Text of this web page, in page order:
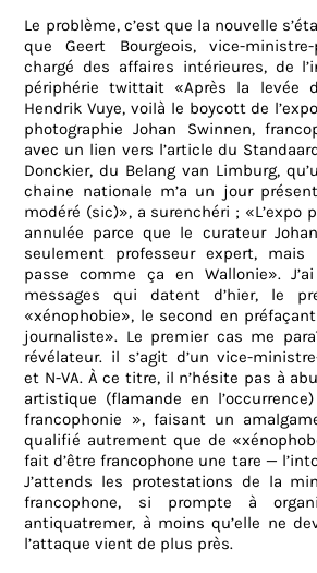
Le problème, c’est que la nouvelle
que Geert Bourgeois, vice-
chargé des affaires intérieures, de
périphérie twittait «Après la levée
Hendrik Vuye, voilà le boycott de
photographie Johan Swinnen,
avec un lien vers l’article du
Donckier, du Belang van Limburg,
chaine nationale m’a un jour
modéré (sic)», a surenchéri ; «L’expo
annulée parce que le curateur
seulement professeur expert, mais
passe comme ça en Wallonie».
messages qui datent d’hier, le
«xénophobie», le second en
journaliste». Le premier cas me
révélateur. il s’agit d’un vice-
et N-VA. À ce titre, il n’hésite pas à
artistique (flamande en
francophonie », faisant un
qualifié autrement que de
fait d’être francophone une tare —
J’attends les protestations de la
francophone, si prompte à
antiquatremer, à moins qu’elle ne
l’attaque vient de plus près.